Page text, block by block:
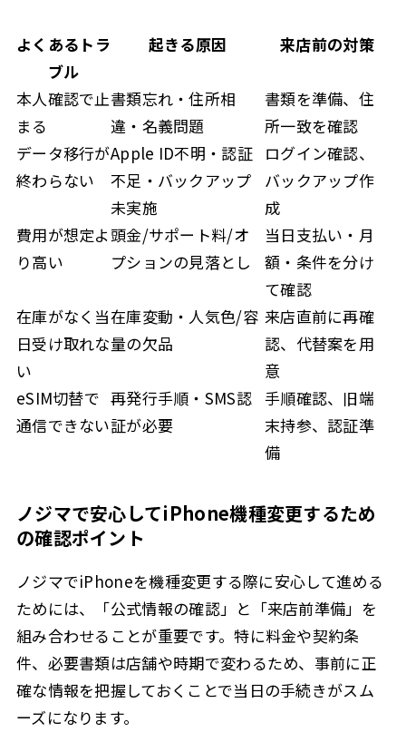
よくあるトラ
ブル
起きる原因 来店前の対策
本人確認で止
まる
書類忘れ・住所相
違・名義問題
書類を準備、住
所一致を確認
データ移行が
終わらない
Apple ID不明・認証
不足・バックアップ
未実施
ログイン確認、
バックアップ作
成
費用が想定よ
り高い
頭金/サポート料/オ
プションの見落とし
当日支払い・月
額・条件を分け
て確認
在庫がなく当
日受け取れな
い
在庫変動・人気色/容
量の欠品
来店直前に再確
認、代替案を用
意
eSIM切替で
通信できない
再発行手順・SMS認
証が必要
手順確認、旧端
末持参、認証準
備
ノジマで安心してiPhone機種変更するため
の確認ポイント
ノジマでiPhoneを機種変更する際に安心して進める
ためには、「公式情報の確認」と「来店前準備」を
組み合わせることが重要です。特に料金や契約条
件、必要書類は店舗や時期で変わるため、事前に正
確な情報を把握しておくことで当日の手続きがスム
ーズになります。